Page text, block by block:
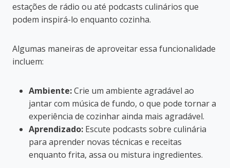
estações de rádio ou até podcasts culinários que
podem inspirá-lo enquanto cozinha.
Algumas maneiras de aproveitar essa funcionalidade
incluem:
Ambiente:Crie um ambiente agradável ao
jantar com música de fundo, o que pode tornar a
experiência de cozinhar ainda mais agradável.
Aprendizado: Escute podcasts sobre culinária
para aprender novas técnicas e receitas
enquanto frita, assa ou mistura ingredientes.